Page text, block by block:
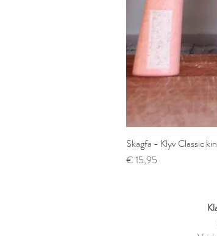
Skagfa - Klyv Classic
Prijs
€ 15,95